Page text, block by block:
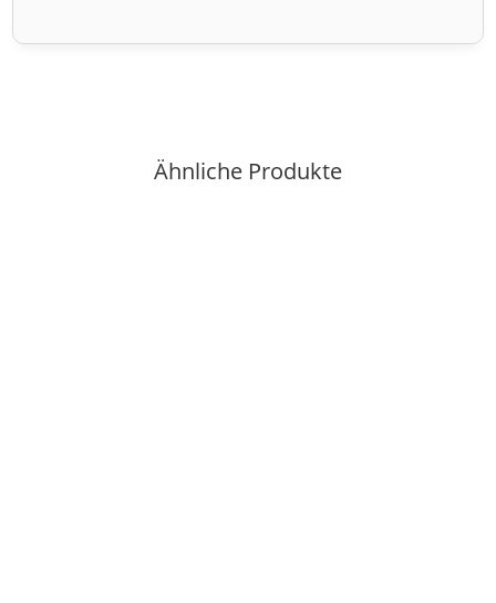
Ähnliche Produkte